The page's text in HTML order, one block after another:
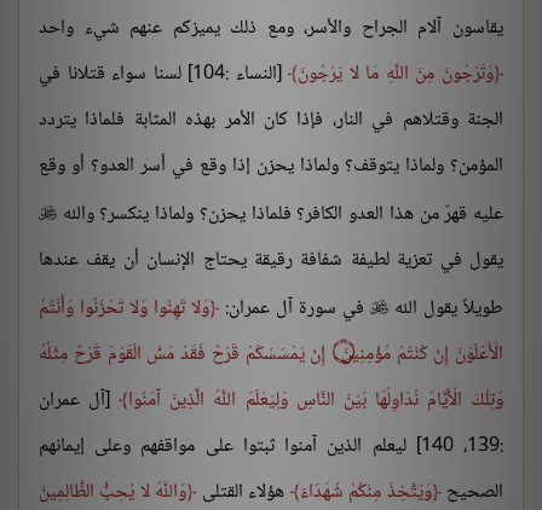
يقاسون آلام الجراح والأسر، ومع ذلك يميزكم عنهم شيء واحد
وَتَرْجُونَ مِنَ اللَّهِ مَا لا يَرْجُونَ
[النساء :104] لسنا سواء قتلانا في
الجنة وقتلاهم في النار، فإذا كان الأمر بهذه المثابة فلماذا يتردد
المؤمن؟ ولماذا يتوقف؟ ولماذا يحزن إذا وقع في أسر العدو؟ أو وقع
عليه قهرٌ من هذا العدو الكافر؟ فلماذا يحزن؟ ولماذا ينكسر؟ والله 
يقول في تعزية لطيفة شفافة رقيقة يحتاج الإنسان أن يقف عندها
طويلاً يقول الله  في سورة آل عمران: وَلا تَهِنُوا وَلا تَحْزَنُوا وَأَنْتُمُ
الْأَعْلَوْنَ إِنْ كُنْتُمْ مُؤْمِنِينَ۝ إِنْ يَمْسَسْكُمْ قَرْحٌ فَقَدْ مَسَّ الْقَوْمَ قَرْحٌ مِثْلُهُ
وَتِلْكَ الْأَيَّامُ نُدَاوِلُهَا بَيْنَ النَّاسِ وَلِيَعْلَمَ اللَّهُ الَّذِينَ آمَنُوا [آل عمران
:139، 140] ليعلم الذين آمنوا ثبتوا على مواقفهم وعلى إيمانهم
الصحيح وَيَتَّخِذَ مِنْكُمْ شُهَدَاءَ هؤلاء القتلى وَاللَّهُ لا يُحِبُّ الظَّالِمِينَ